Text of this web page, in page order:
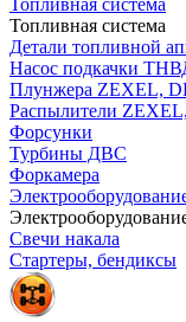
Топливная система
Топливная система
Детали топливной
Насос подкачки
Плунжера ZEXEL,
Распылители
Форсунки
Турбины ДВС
Форкамера
Свечи накала
Стартеры, бендиксы